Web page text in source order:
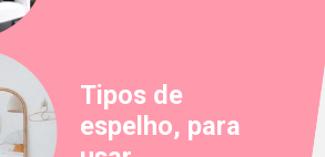
Tipos de
espelho, para